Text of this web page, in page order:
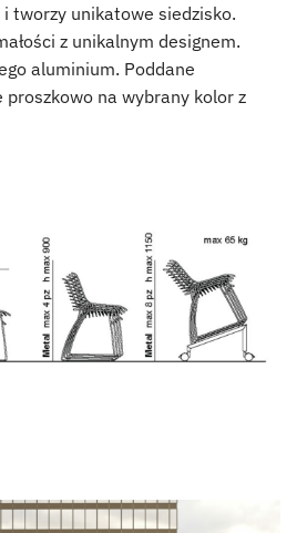
tworzy unikatowe siedzisko.
z unikalnym designem.‎
aluminium. Poddane
proszkowo na wybrany kolor z